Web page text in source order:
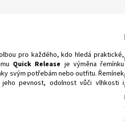
pro každého, kdo hledá praktické,
Quick Release je výměna řemínku
svým potřebám nebo outfitu. Řemínek
pevnost, odolnost vůči vlhkosti i